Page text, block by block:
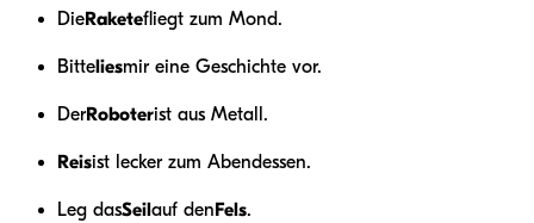
DieRaketefliegt zum Mond.
Bitteliesmir eine Geschichte vor.
DerRoboterist aus Metall.
Reisist lecker zum Abendessen.
Leg dasSeilauf denFels.